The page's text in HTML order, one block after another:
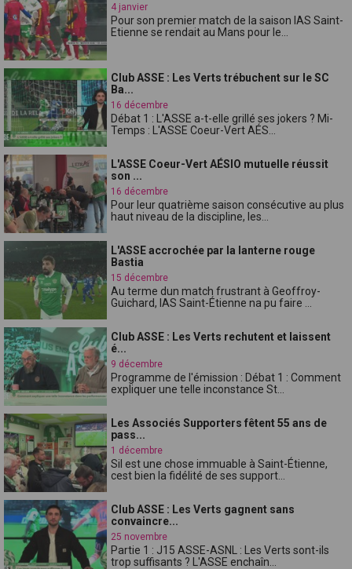
4 janvier
Pour son premier match de la saison lAS Saint-
Etienne se rendait au Mans pour le...
Club ASSE : Les Verts trébuchent sur le SC
Ba...
16 décembre
Débat 1 : L'ASSE a-t-elle grillé ses jokers ? Mi-
Temps : L'ASSE Coeur-Vert AÉS...
L'ASSE Coeur-Vert AÉSIO mutuelle réussit
son ...
16 décembre
Pour leur quatrième saison consécutive au plus
haut niveau de la discipline, les...
L'ASSE accrochée par la lanterne rouge
Bastia
15 décembre
Au terme dun match frustrant à Geoffroy-
Guichard, lAS Saint-Étienne na pu faire ...
Club ASSE : Les Verts rechutent et laissent
é...
9 décembre
Programme de l'émission : Débat 1 : Comment
expliquer une telle inconstance St...
Les Associés Supporters fêtent 55 ans de
pass...
1 décembre
Sil est une chose immuable à Saint-Étienne,
cest bien la fidélité de ses support...
Club ASSE : Les Verts gagnent sans
convaincre...
25 novembre
Partie 1 : J15 ASSE-ASNL : Les Verts sont-ils
trop suffisants ? L'ASSE enchaîn...